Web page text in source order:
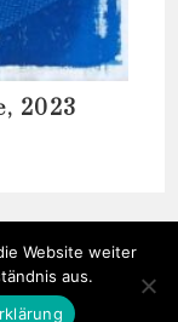
2023
Website weiter
aus.